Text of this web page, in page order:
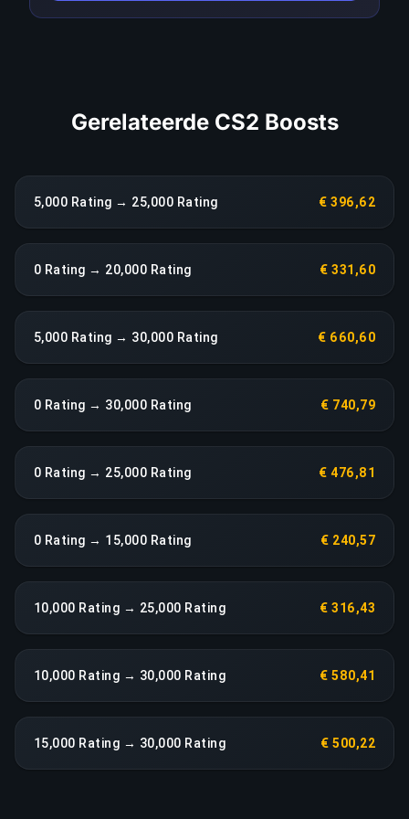
Gerelateerde CS2 Boosts
5,000 Rating → 25,000 Rating € 396,62
0 Rating → 20,000 Rating € 331,60
5,000 Rating → 30,000 Rating € 660,60
0 Rating → 30,000 Rating € 740,79
0 Rating → 25,000 Rating € 476,81
0 Rating → 15,000 Rating € 240,57
10,000 Rating → 25,000 Rating € 316,43
10,000 Rating → 30,000 Rating € 580,41
15,000 Rating → 30,000 Rating € 500,22